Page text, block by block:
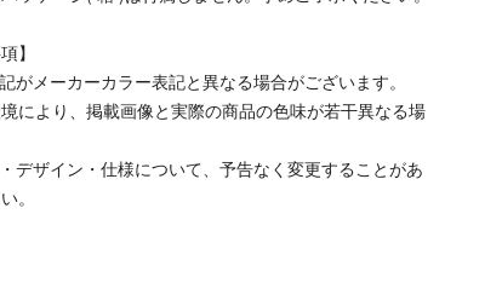
】
メーカーカラー表記と異なる場合がございます。
により、掲載画像と実際の商品の色味が若干異なる場
デザイン・仕様について、予告なく変更することがあ
。